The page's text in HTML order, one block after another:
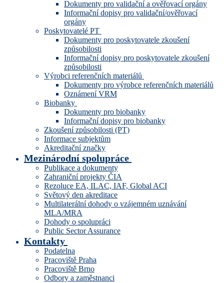
Dokumenty pro validační a ověřovací orgány
Informační dopisy pro validační/ověřovací
orgány
Poskytovatelé PT
Dokumenty pro poskytovatele zkoušení
způsobilosti
Informační dopisy pro poskytovatele zkoušení
způsobilosti
Výrobci referenčních materiálů
Dokumenty pro výrobce referenčních materiálů
Oznámení VRM
Biobanky
Dokumenty pro biobanky
Informační dopisy pro biobanky
Zkoušení způsobilosti (PT)
Informace subjektům
Akreditační značky
Mezinárodní spolupráce
Publikace a dokumenty
Zahraniční projekty ČIA
Rezoluce EA, ILAC, IAF, Global ACI
Světový den akreditace
Multilaterální dohody o vzájemném uznávání
MLA/MRA
Dohody o spolupráci
Public Sector Assurance
Kontakty
Podatelna
Pracoviště Praha
Pracoviště Brno
Odbory a zaměstnanci